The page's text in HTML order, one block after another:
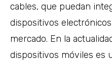
cables, que puedan
dispositivos
mercado. En la
dispositivos móviles es